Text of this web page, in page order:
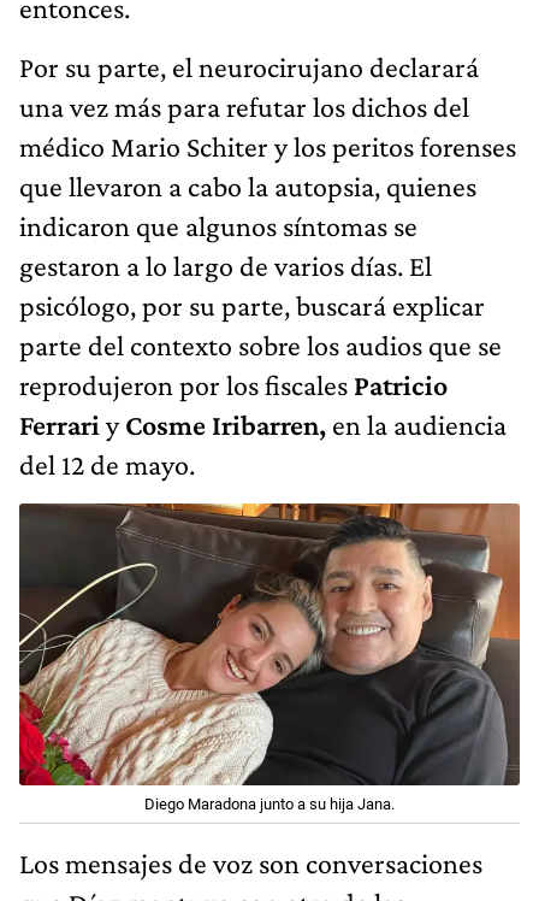
entonces.
Por su parte, el neurocirujano declarará
una vez más para refutar los dichos del
médico Mario Schiter y los peritos forenses
que llevaron a cabo la autopsia, quienes
indicaron que algunos síntomas se
gestaron a lo largo de varios días. El
psicólogo, por su parte, buscará explicar
parte del contexto sobre los audios que se
reprodujeron por los fiscales Patricio
Ferrari yCosme Iribarren, en la audiencia
del 12 de mayo.
Diego Maradona junto a su hija Jana.
Los mensajes de voz son conversaciones